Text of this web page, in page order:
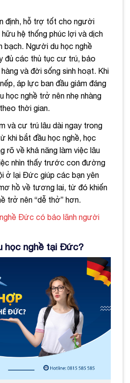
định, hỗ trợ tốt cho người
hệ thống phúc lợi và dịch
bạch. Người du học nghề
đủ các thủ tục cư trú, bảo
và đời sống sinh hoạt. Khi
áp lực ban đầu giảm đáng
học nghề trở nên nhẹ nhàng
thời gian.
và cư trú lâu dài ngay trong
khi bắt đầu học nghề, học
rõ về khả năng làm việc lâu
nhìn thấy trước con đường
ở lại Đức giúp các bạn yên
hồ về tương lai, từ đó khiến
trở nên “dễ thở” hơn.
Đức có bảo lãnh người
học nghề tại Đức?